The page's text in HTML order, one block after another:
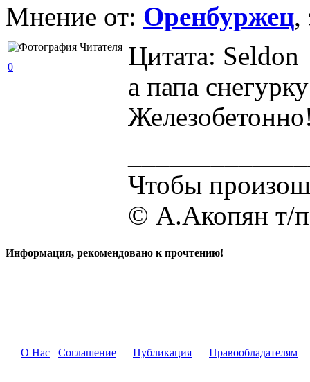
Мнение от: Оренбуржец,
0
Цитата: Seldon
а папа снегурку
Чтобы
© А.Акопян т/
Информация, рекомендовано к прочтению!
О Нас Соглашение Публикация Правообладателям